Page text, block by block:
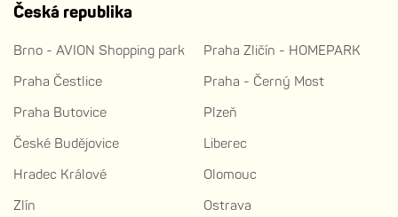
Česká republika
Brno - AVION Shopping park
Praha Zličín - HOMEPARK
Praha Čestlice
Praha - Černý Most
Praha Butovice
Plzeň
České Budějovice
Liberec
Hradec Králové
Olomouc
Zlín
Ostrava